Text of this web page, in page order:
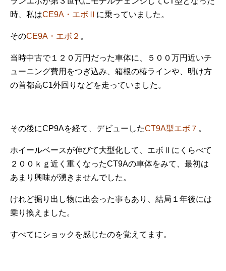
時、私はCE9A・エボⅡ に乗っていました。
そのCE9A・エボ２ 。
当時中古で１２０万円だった車体に、５００万円近いチ
ューニング費用をつぎ込み、箱根の椿ラインや、明け方
の首都高C1外回りなどを走っていました。
その後にCP9Aを経て、デビューしたCT9A型エボ７ 。
ホイールベースが伸びて大型化して、エボⅡにくらべて
２００ｋｇ近く重くなったCT9Aの車体をみて、最初は
あまり興味が湧きませんでした。
けれど掘り出し物に出会った事もあり、結局１年後には
乗り換えました。
すべてにショックを感じたのを覚えてます。